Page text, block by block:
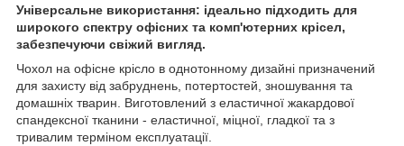
Універсальне використання: ідеально підходить для
широкого спектру офісних та комп'ютерних крісел,
забезпечуючи свіжий вигляд.
Чохол на офісне крісло в однотонному дизайні призначений
для захисту від забруднень, потертостей, зношування та
домашніх тварин. Виготовлений з еластичної жакардової
спандексної тканини - еластичної, міцної, гладкої та з
тривалим терміном експлуатації.